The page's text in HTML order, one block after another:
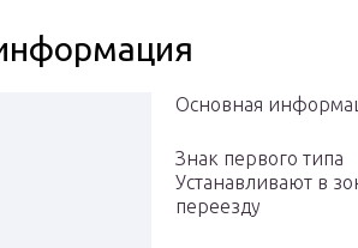
Основная
Знак первого типа
Устанавливают в
переезду